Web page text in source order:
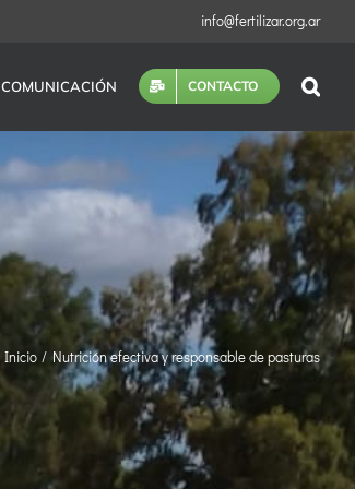
info@fertilizar.org.ar
COMUNICACIÓN CONTACTO
Inicio Nutrición efectiva y responsable de pasturas